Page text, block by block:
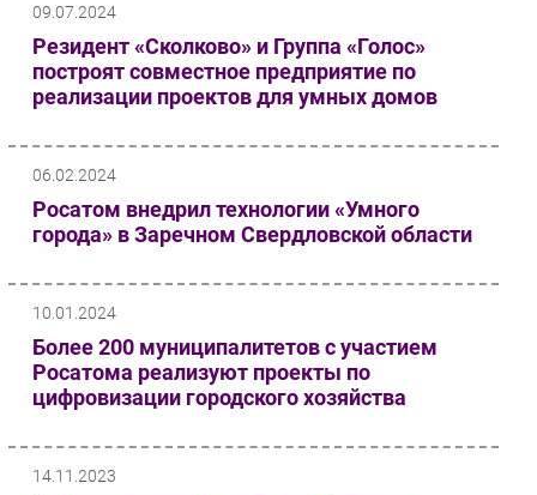
09.07.2024
Резидент «Сколково» и Группа «Голос»
построят совместное предприятие по
реализации проектов для умных домов
06.02.2024
Росатом внедрил технологии «Умного
города» в Заречном Свердловской области
10.01.2024
Более 200 муниципалитетов с участием
Росатома реализуют проекты по
цифровизации городского хозяйства
14.11.2023